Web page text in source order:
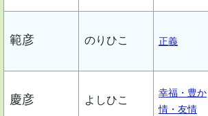
範彦 のりひこ 正義
慶彦 よしひこ
幸福・豊か
情・友情